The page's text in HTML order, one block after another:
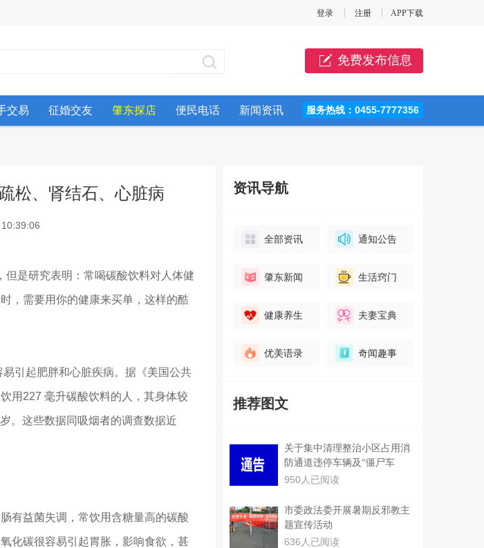
登录 注册 APP下载
免费发布信息
交易 征婚交友 肇东探店 便民电话 新闻资讯 服务热线：0455-7777356
松、肾结石、心脏病
是研究表明：常喝碳酸饮料对人体健
，需要用你的健康来买单，这样的酷
引起肥胖和心脏疾病。据《美国公共
用227 毫升碳酸饮料的人，其身体较
。这些数据同吸烟者的调查数据近
有益菌失调，常饮用含糖量高的碳酸
化碳很容易引起胃胀，影响食欲，甚
资讯导航
全部资讯 通知公告
肇东新闻 生活窍门
健康养生 夫妻宝典
优美语录 奇闻趣事
推荐图文
关于集中清理整治小区占用消
防通道违停车辆及“僵尸车
950人已阅读
市委政法委开展暑期反邪教主
题宣传活动
636人已阅读